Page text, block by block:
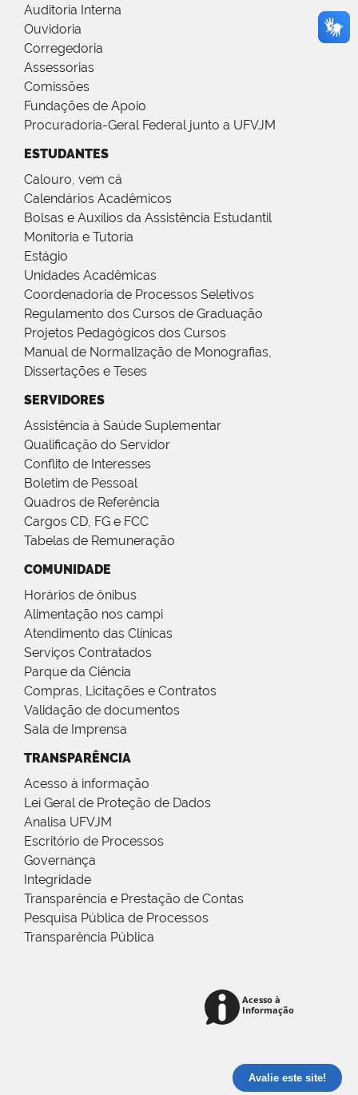
Auditoria Interna
Ouvidoria
Corregedoria
Assessorias
Comissões
Fundações de Apoio
Procuradoria-Geral Federal junto a UFVJM
ESTUDANTES
Calouro, vem cá
Calendários Acadêmicos
Bolsas e Auxílios da Assistência Estudantil
Monitoria e Tutoria
Estágio
Unidades Acadêmicas
Coordenadoria de Processos Seletivos
Regulamento dos Cursos de Graduação
Projetos Pedagógicos dos Cursos
Manual de Normalização de Monografias,
Dissertações e Teses
SERVIDORES
Assistência à Saúde Suplementar
Qualificação do Servidor
Conflito de Interesses
Boletim de Pessoal
Quadros de Referência
Cargos CD, FG e FCC
Tabelas de Remuneração
COMUNIDADE
Horários de ônibus
Alimentação nos campi
Atendimento das Clínicas
Serviços Contratados
Parque da Ciência
Compras, Licitações e Contratos
Validação de documentos
Sala de Imprensa
TRANSPARÊNCIA
Acesso à informação
Lei Geral de Proteção de Dados
Analisa UFVJM
Escritório de Processos
Governança
Integridade
Transparência e Prestação de Contas
Pesquisa Pública de Processos
Transparência Pública
Avalie este site!